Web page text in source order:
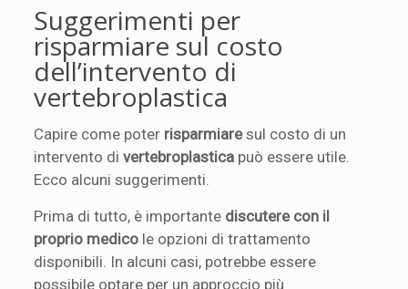
Suggerimenti per
risparmiare sul costo
dell’intervento di
vertebroplastica
Capire come poter risparmiaresul costo di un
intervento divertebroplastica può essere utile.
Ecco alcuni suggerimenti.
Prima di tutto, è importante discutere con il
proprio medico le opzioni di trattamento
disponibili. In alcuni casi, potrebbe essere
possibile optare per un approccio più